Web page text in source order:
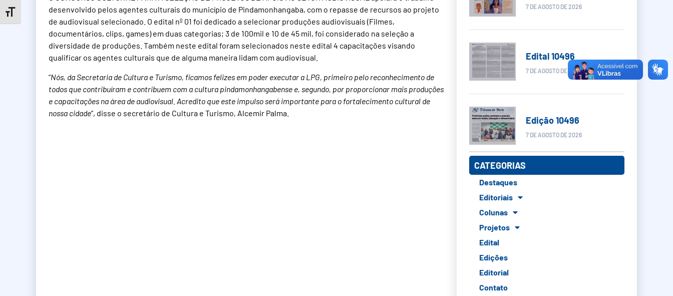
Toggle Font sizedesenvolvido pelos agentes culturais do município de Pindamonhangaba, com o repasse de recursos ao projeto
de audiovisual selecionado. O edital nº 01 foi dedicado a selecionar produções audiovisuais (Filmes,
documentários, clips, games) em duas categorias; 3 de 100mil e 10 de 45 mil, foi considerado na seleção a
diversidade de produções. Também neste edital foram selecionados neste edital 4 capacitações visando
qualificar os agentes culturais que de alguma maneira lidam com audiovisual.
“Nós, da Secretaria de Cultura e Turismo, ficamos felizes em poder executar a LPG, primeiro pelo reconhecimento de
todos que contribuíram e contribuem com a cultura pindamonhangabense e, segundo, por proporcionar mais produções
e capacitações na área de audiovisual. Acredito que este impulso será importante para o fortalecimento cultural de
nossa cidade”, disse o secretário de Cultura e Turismo, Alcemir Palma.
7 DE AGOSTO DE 2026
Edital 10496
7 DE AGOSTO DE 2026
Edição 10496
7 DE AGOSTO DE 2026
CATEGORIAS
Destaques
Editoriais
Colunas
Projetos
Edital
Edições
Editorial
Contato